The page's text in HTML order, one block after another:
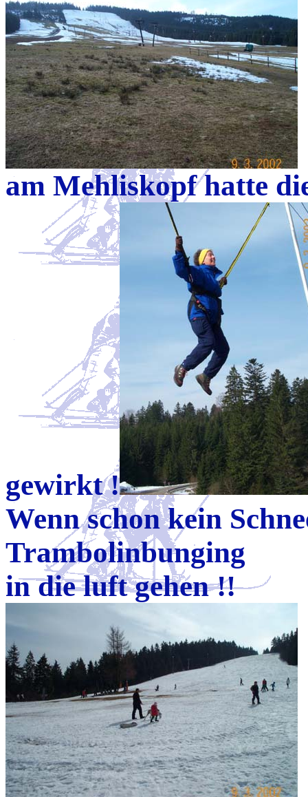
am Mehliskopf hatte
gewirkt !
Wenn schon kein
Trambolinbunging
in die luft gehen !!